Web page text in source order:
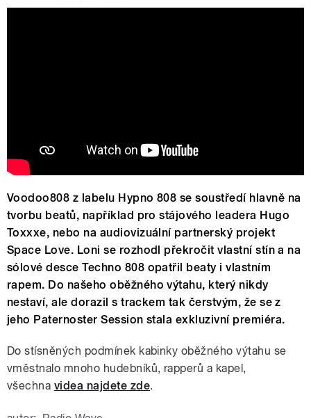
Voodoo808 z labelu Hypno 808 se soustředí hlavně na
tvorbu beatů, například pro stájového leadera Hugo
Toxxxe, nebo na audiovizuální partnerský projekt
Space Love. Loni se rozhodl překročit vlastní stín a na
sólové desce Techno 808 opatřil beaty i vlastním
rapem. Do našeho oběžného výtahu, který nikdy
nestaví, ale dorazil s trackem tak čerstvým, že se z
jeho Paternoster Session stala exkluzivní premiéra.
Do stísněných podmínek kabinky oběžného výtahu se
vměstnalo mnoho hudebníků, rapperů a kapel,
všechna videa najdete zde.